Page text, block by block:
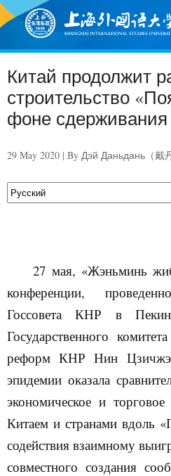
Китай продолжит
строительство
фоне
29 May 2020 | By Дэй Даньдань（戴
27 мая, «Жэньминь
конференции,
Госсовета КНР в
Государственного
реформ КНР Нин Цзичжэ
эпидемии оказала
экономическое и
Китаем и странами вдоль
содействия взаимному
совместного создания